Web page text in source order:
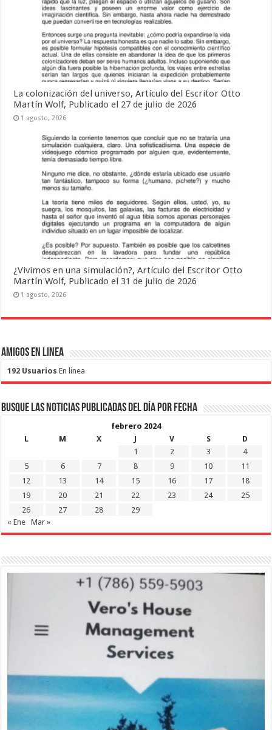
La colonización del universo, Artículo del Escritor Otto
Martín Wolf, Publicado el 27 de julio de 2026
1 agosto, 2026
¿Vivimos en una simulación?, Artículo del Escritor Otto
Martín Wolf, Publicado el 31 de julio de 2026
1 agosto, 2026
Amigos en Linea
192 Usuarios En linea
Busque las noticias publicadas del día por fecha
febrero 2024
L
M X J V S
D
1
2 3
4
5
6 7 8 9 10
11
12
13 14 15 16 17
18
19
20 21 22 23 24
25
26
27 28
29
« Ene
Mar »